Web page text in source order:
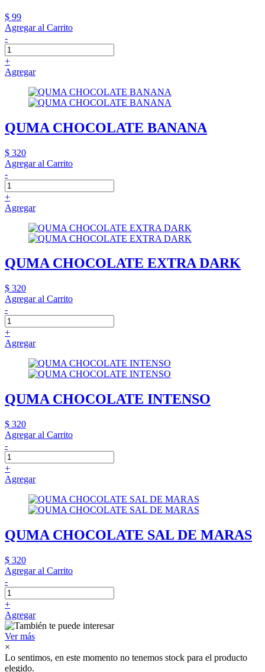
$ 99
Agregar al Carrito
-
+
Agregar
QUMA CHOCOLATE BANANA
$ 320
Agregar al Carrito
-
+
Agregar
QUMA CHOCOLATE EXTRA DARK
$ 320
Agregar al Carrito
-
+
Agregar
QUMA CHOCOLATE INTENSO
$ 320
Agregar al Carrito
-
+
Agregar
QUMA CHOCOLATE SAL DE MARAS
$ 320
Agregar al Carrito
-
+
Agregar
Ver más
×
Lo sentimos, en este momento no tenemos stock para el producto
elegido.